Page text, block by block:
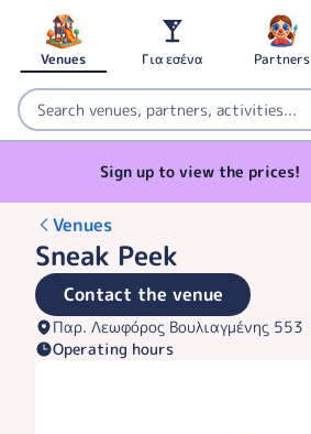
Venues Για εσένα Partners
Sign up to view the prices!
Venues
Sneak Peek
Contact the venue
Παρ. Λεωφόρος Βουλιαγμένης 553
Operating hours